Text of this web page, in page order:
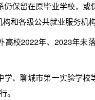
保留在原毕业学校，
和各级公共就业服务机
校2022年、2023年未
、聊城市第一实验学校
。